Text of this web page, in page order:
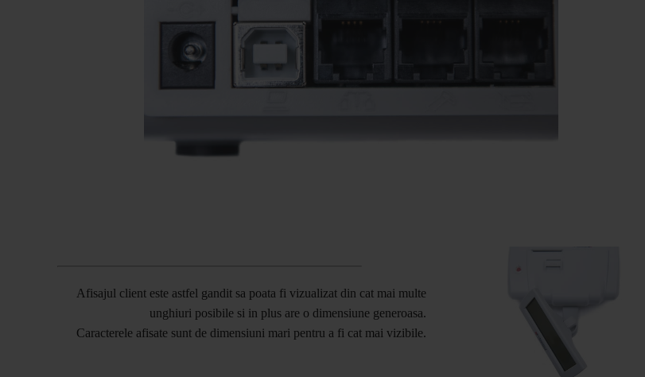
Afisajul client este astfel gandit sa poata fi vizualizat din cat mai multe
unghiuri posibile si in plus are o dimensiune generoasa.
Caracterele afisate sunt de dimensiuni mari pentru a fi cat mai vizibile.